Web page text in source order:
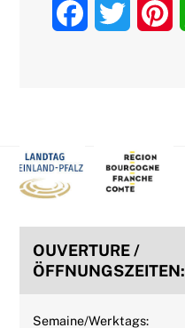
o
k
t
e
r e
s
OUVERTURE /
ÖFFNUNGSZEITEN:
Semaine/Werktags: